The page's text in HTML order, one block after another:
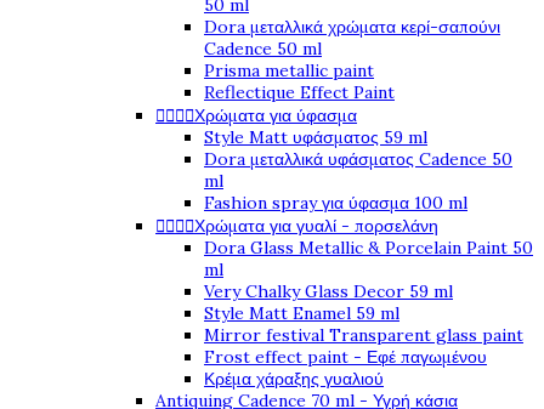
50 ml
Dora μεταλλικά χρώματα κερί-σαπούνι
Cadence 50 ml
Prisma metallic paint
Reflectique Effect Paint
Χρώματα για ύφασμα
Style Matt υφάσματος 59 ml
Dora μεταλλικά υφάσματος Cadence 50
ml
Fashion spray για ύφασμα 100 ml
Χρώματα για γυαλί - πορσελάνη
Dora Glass Metallic & Porcelain Paint 50
ml
Very Chalky Glass Decor 59 ml
Style Matt Enamel 59 ml
Mirror festival Transparent glass paint
Frost effect paint - Εφέ παγωμένου
Κρέμα χάραξης γυαλιού
Antiquing Cadence 70 ml - Υγρή κάσια